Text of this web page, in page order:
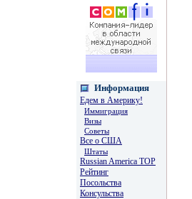
Информация
Едем в Америку!
Иммиграция
Визы
Советы
Все о США
Штаты
Russian America TOP
Рейтинг
Посольства
Консульства